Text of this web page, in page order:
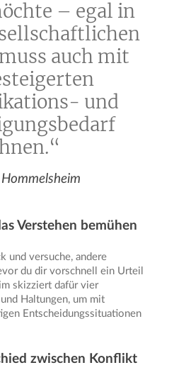
– egal in
auch mit
und
Verstehen bemühen
und versuche, andere
du dir vorschnell ein Urteil
skizziert dafür vier
Haltungen, um mit
Entscheidungssituationen
zwischen Konflikt